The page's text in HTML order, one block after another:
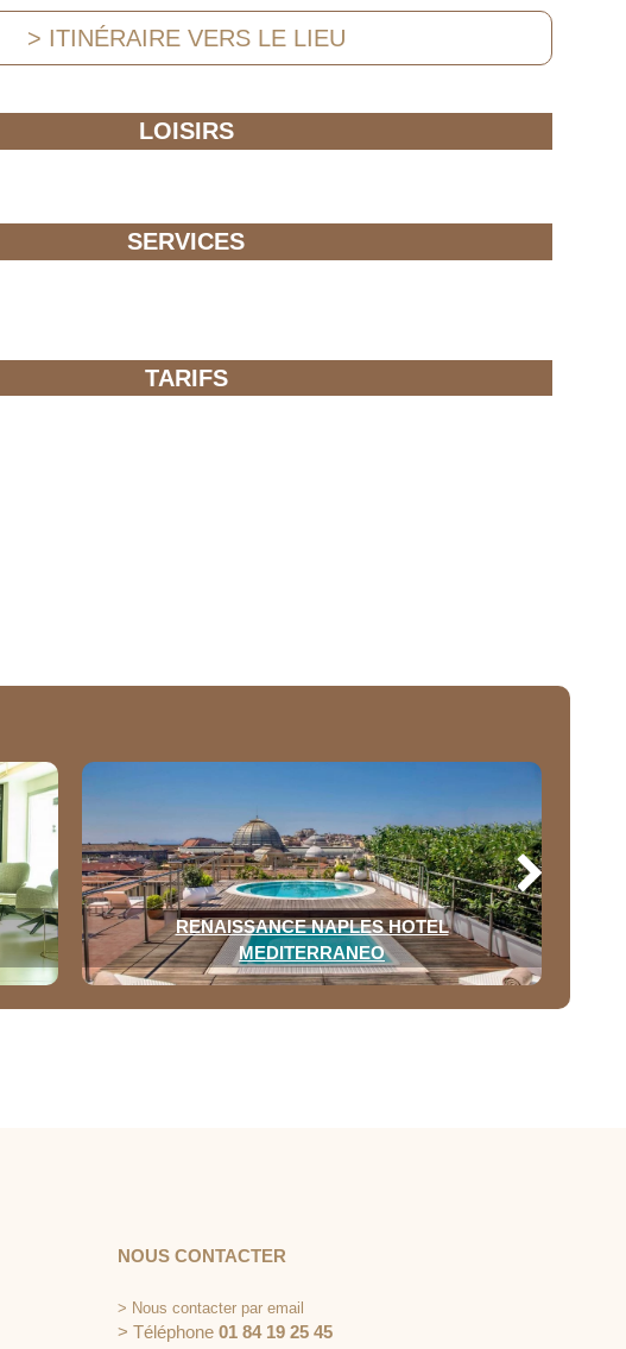
> ITINÉRAIRE VERS LE LIEU
LOISIRS
SERVICES
TARIFS
RENAISSANCE NAPLES HOTEL
MEDITERRANEO
NOUS CONTACTER
> Nous contacter par email
> Téléphone 01 84 19 25 45